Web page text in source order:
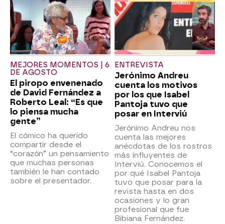
MEJORES MOMENTOS | 6
DE AGOSTO
El piropo envenenado
de David Fernández a
Roberto Leal: “Es que
lo piensa mucha
gente”
El cómico ha querido
compartir desde el
“corazón” un pensamiento
que muchas personas
también le han contado
sobre el presentador.
ENTREVISTA
Jerónimo Andreu
cuenta los motivos
por los que Isabel
Pantoja tuvo que
posar en Interviú
Jerónimo Andreu nos
cuenta las mejores
anécdotas de los rostros
más influyentes de
Interviú. Conocemos el
por qué Isabel Pantoja
tuvo que posar para la
revista hasta en dos
ocasiones y lo gran
profesional que fue
Bibiana Fernández.